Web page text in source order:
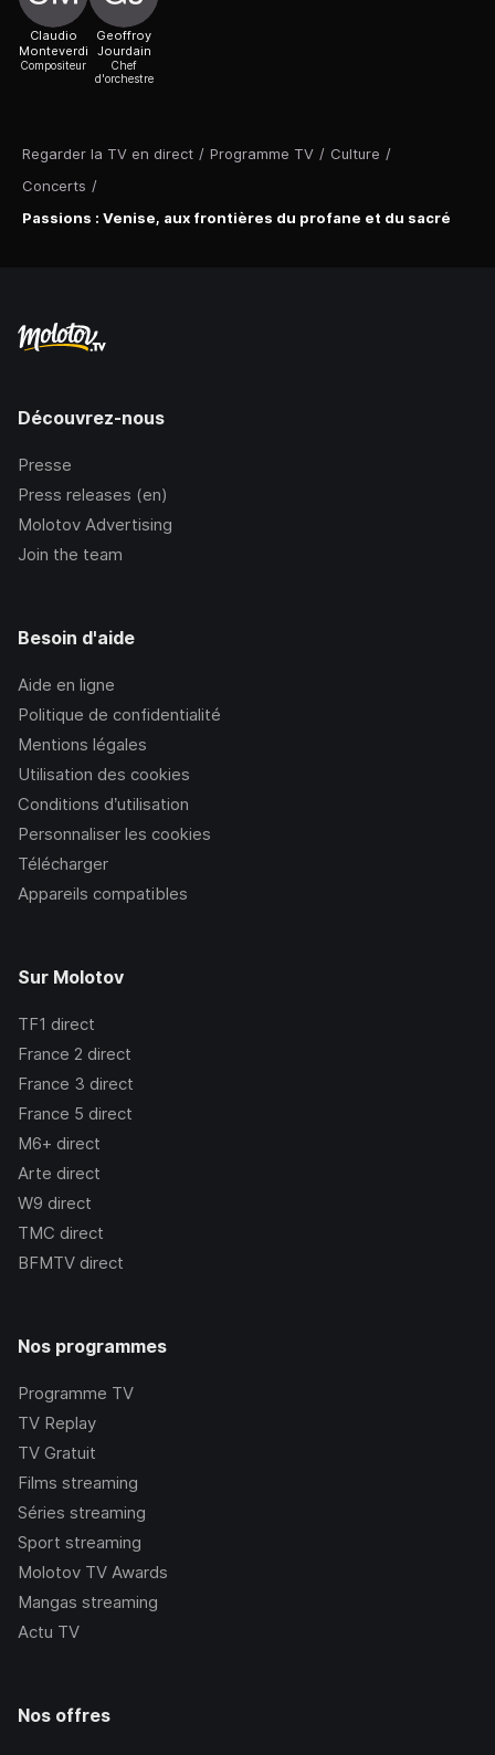
Regarder la TV en direct / Programme TV / Culture /
Concerts /
Passions : Venise, aux frontières du profane et du sacré
Claudio
Monteverdi
Compositeur
Geoffroy
Jourdain
Chef
d'orchestre
Découvrez-nous
Presse
Press releases (en)
Molotov Advertising
Join the team
Besoin d'aide
Aide en ligne
Politique de confidentialité
Mentions légales
Utilisation des cookies
Conditions d’utilisation
Personnaliser les cookies
Télécharger
Appareils compatibles
Sur Molotov
TF1 direct
France 2 direct
France 3 direct
France 5 direct
M6+ direct
Arte direct
W9 direct
TMC direct
BFMTV direct
Nos programmes
Programme TV
TV Replay
TV Gratuit
Films streaming
Séries streaming
Sport streaming
Molotov TV Awards
Mangas streaming
Actu TV
Nos offres